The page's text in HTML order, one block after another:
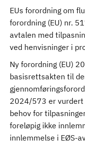
EUs forordning om
forordning (EU) nr.
avtalen med
ved henvisninger i
Ny forordning (EU)
basisrettsakten til
2024/573 er vurdert
behov for
foreløpig ikke
innlemmelse i EØS-